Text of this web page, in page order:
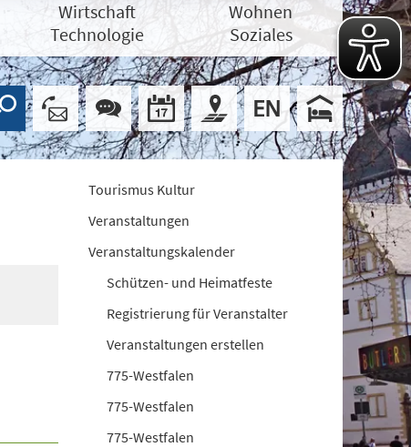
Wirtschaft
Technologie
Wohnen
Soziales
Tourismus Kultur
Veranstaltungen
Veranstaltungskalender
Schützen- und Heimatfeste
Registrierung für Veranstalter
Veranstaltungen erstellen
775-Westfalen
775-Westfalen
775-Westfalen